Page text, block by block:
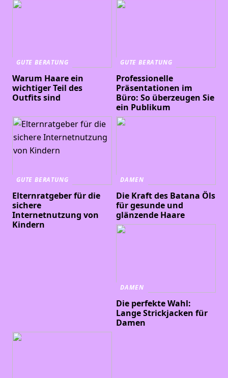
GUTE BERATUNG
Warum Haare ein
wichtiger Teil des
Outfits sind
GUTE BERATUNG
Professionelle
Präsentationen im
Büro: So überzeugen Sie
ein Publikum
GUTE BERATUNG
Elternratgeber für die
sichere
Internetnutzung von
Kindern
DAMEN
Die Kraft des Batana Öls
für gesunde und
glänzende Haare
DAMEN
Die perfekte Wahl:
Lange Strickjacken für
Damen